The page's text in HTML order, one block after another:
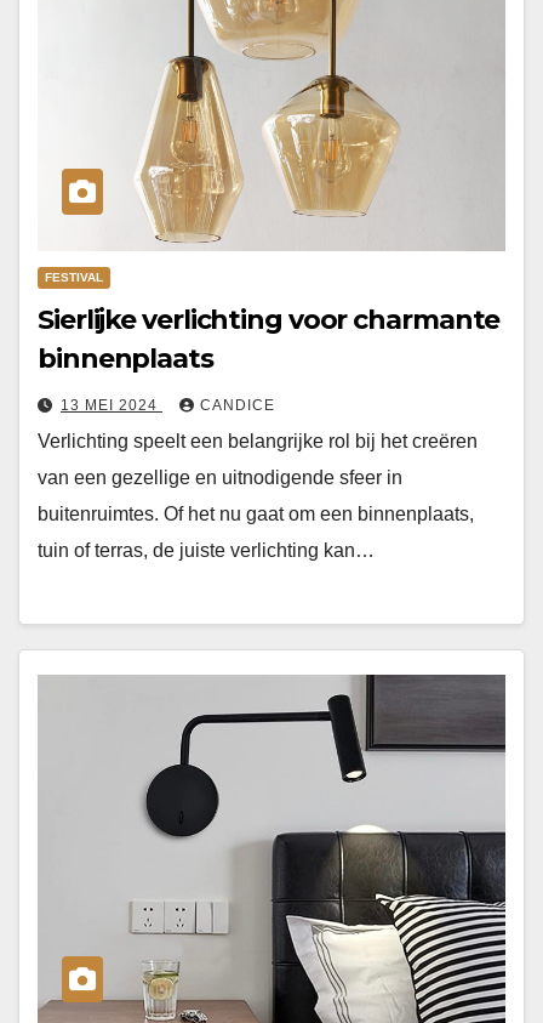
FESTIVAL
Sierlijke verlichting voor charmante
binnenplaats
13 MEI 2024 CANDICE
Verlichting speelt een belangrijke rol bij het creëren
van een gezellige en uitnodigende sfeer in
buitenruimtes. Of het nu gaat om een binnenplaats,
tuin of terras, de juiste verlichting kan…